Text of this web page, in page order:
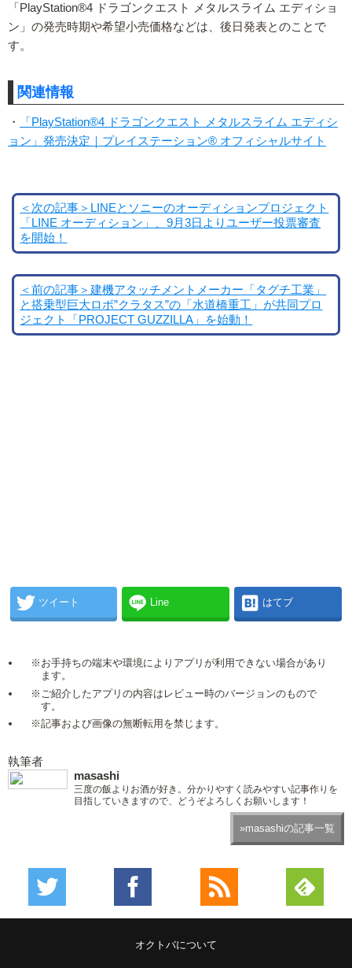
「PlayStation®4 ドラゴンクエスト メタルスライム エディショ
ン」の発売時期や希望小売価格などは、後日発表とのことで
す。
関連情報
・
「PlayStation®4 ドラゴンクエスト メタルスライム エディシ
ョン」発売決定｜プレイステーション® オフィシャルサイト
＜次の記事＞LINEとソニーのオーディションプロジェクト
「LINE オーディション」、9月3日よりユーザー投票審査
を開始！
＜前の記事＞建機アタッチメントメーカー「タグチ工業」
と搭乗型巨大ロボ”クラタス”の「水道橋重工」が共同プロ
ジェクト「PROJECT GUZZILLA」を始動！
ツイート Line はてブ
※お手持ちの端末や環境によりアプリが利用できない場合があり
ます。
※ご紹介したアプリの内容はレビュー時のバージョンのもので
す。
※記事および画像の無断転用を禁じます。
執筆者
masashi
三度の飯よりお酒が好き。分かりやすく読みやすい記事作りを
目指していきますので、どうぞよろしくお願いします！
»masashiの記事一覧
オクトバについて